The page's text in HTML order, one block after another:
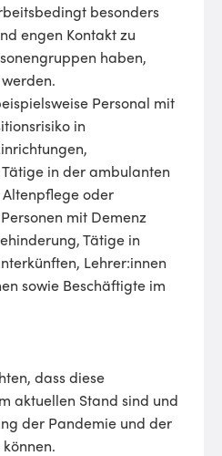
besonders
engen Kontakt zu
haben,
Personal mit
in
in der ambulanten
oder
mit Demenz
Tätige in
Lehrer:innen
sowie Beschäftigte im
dass diese
aktuellen Stand sind und
der Pandemie und der